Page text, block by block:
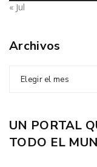
« Jul
Archivos
Elegir el mes
UN PORTAL
TODO EL